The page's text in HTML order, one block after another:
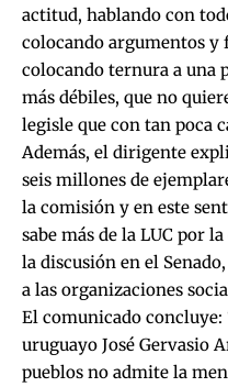
actitud, hablando con
colocando argumentos y
colocando ternura a una
más débiles, que no
legisle que con tan poca
Además, el dirigente
seis millones de
la comisión y en este
sabe más de la LUC por
la discusión en el
a las organizaciones
El comunicado
uruguayo José Gervasio
pueblos no admite la